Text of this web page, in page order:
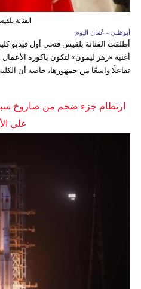
الفنانة
أبوظبي - عُمان اليوم
أطلقت الفنانة بلقيس فتحي أول فيديو
أغنية «زهر ليمون» لتكون باكورة
تفاعلًا واسعًا من جمهورها، خاصة أن
ارتطام جزء ضخم من صاروخ
على